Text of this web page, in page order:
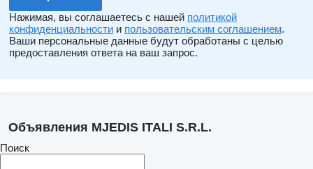
Нажимая, вы соглашаетесь с нашей политикой
конфиденциальности и пользовательским соглашением.
Ваши персональные данные будут обработаны с целью
предоставления ответа на ваш запрос.
Объявления MJEDIS ITALI S.R.L.
Поиск